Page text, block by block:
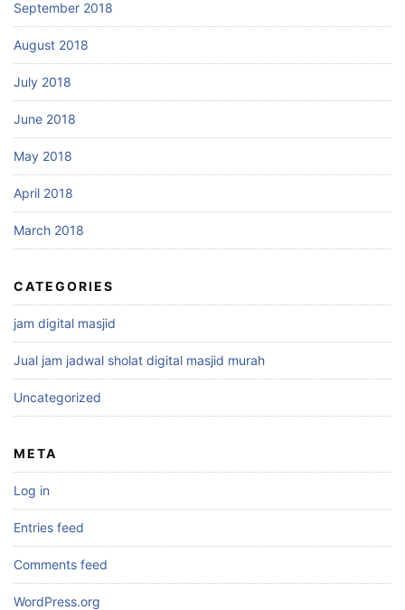
September 2018
August 2018
July 2018
June 2018
May 2018
April 2018
March 2018
CATEGORIES
jam digital masjid
Jual jam jadwal sholat digital masjid murah
Uncategorized
META
Log in
Entries feed
Comments feed
WordPress.org